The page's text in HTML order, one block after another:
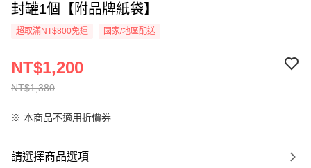
封罐1個【附品牌紙袋】
超取滿NT$800免運 國家/地區配送
NT$1,380
NT$1,200
※ 本商品不適用折價券
請選擇商品選項